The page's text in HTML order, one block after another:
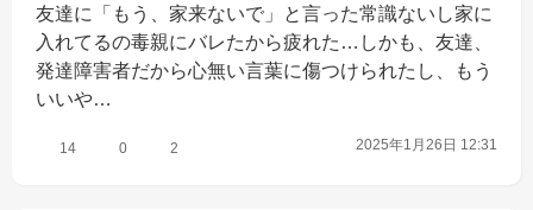
友達に「もう、家来ないで」と言った常識ないし家に
入れてるの毒親にバレたから疲れた…しかも、友達、
発達障害者だから心無い言葉に傷つけられたし、もう
いいや…
14 0 2 2025年1月26日 12:31